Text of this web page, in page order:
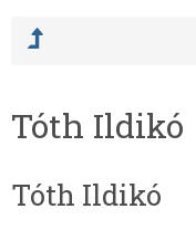
Tóth Ildikó
Tóth Ildikó